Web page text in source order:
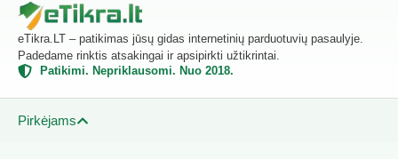
eTikra.LT – patikimas jūsų gidas internetinių parduotuvių pasaulyje.
Padedame rinktis atsakingai ir apsipirkti užtikrintai.
Patikimi. Nepriklausomi. Nuo 2018.
Pirkėjams